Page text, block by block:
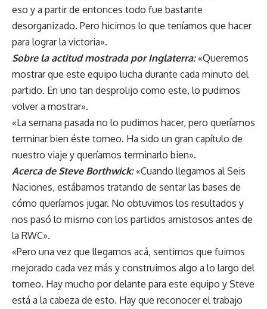
eso y a partir de entonces todo fue bastante
desorganizado. Pero hicimos lo que teníamos que hacer
para lograr la victoria».
Sobre la actitud mostrada por Inglaterra: «Queremos
mostrar que este equipo lucha durante cada minuto del
partido. En uno tan desprolijo como este, lo pudimos
volver a mostrar».
«La semana pasada no lo pudimos hacer, pero queríamos
terminar bien éste torneo. Ha sido un gran capítulo de
nuestro viaje y queríamos terminarlo bien».
Acerca de Steve Borthwick: «Cuando llegamos al Seis
Naciones, estábamos tratando de sentar las bases de
cómo queríamos jugar. No obtuvimos los resultados y
nos pasó lo mismo con los partidos amistosos antes de
la RWC».
«Pero una vez que llegamos acá, sentimos que fuimos
mejorado cada vez más y construimos algo a lo largo del
torneo. Hay mucho por delante para este equipo y Steve
está a la cabeza de esto. Hay que reconocer el trabajo